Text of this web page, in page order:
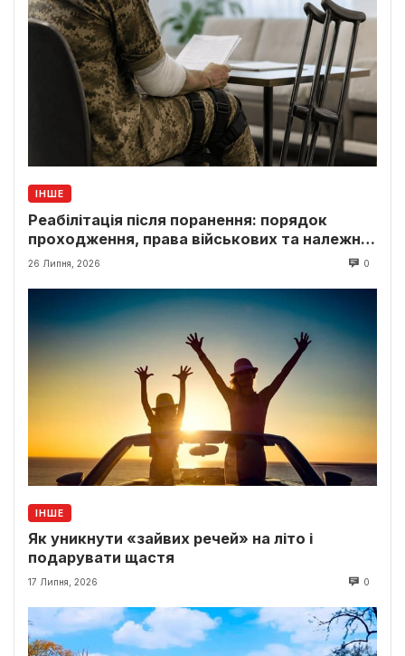
ІНШЕ
Реабілітація після поранення: порядок
проходження, права військових та належні
виплати
26 Липня, 2026 0
ІНШЕ
Як уникнути «зайвих речей» на літо і
подарувати щастя
17 Липня, 2026 0